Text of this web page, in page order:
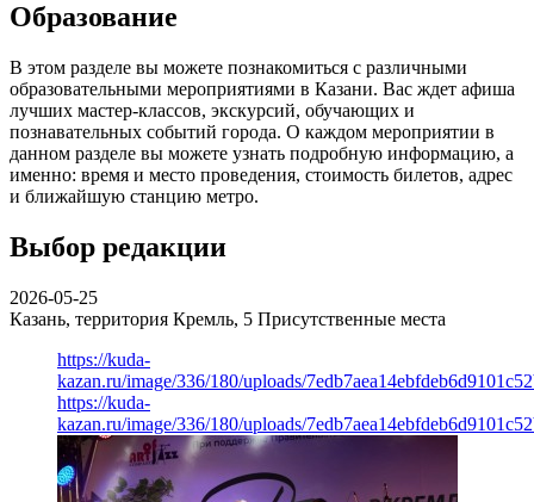
Образование
В этом разделе вы можете познакомиться с различными
образовательными мероприятиями в Казани. Вас ждет афиша
лучших мастер-классов, экскурсий, обучающих и
познавательных событий города. О каждом мероприятии в
данном разделе вы можете узнать подробную информацию, а
именно: время и место проведения, стоимость билетов, адрес
и ближайшую станцию метро.
Выбор редакции
2026-05-25
Казань, территория Кремль, 5 Присутственные места
https://kuda-
kazan.ru/image/336/180/uploads/
https://kuda-
kazan.ru/image/336/180/uploads/